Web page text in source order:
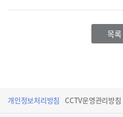
목록
개인정보처리방침 CCTV운영관리방침